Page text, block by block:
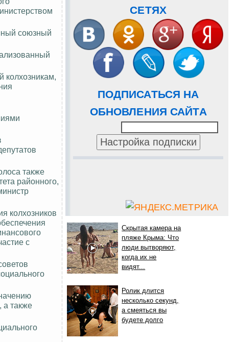
СЕТЯХ
ПОДПИСАТЬСЯ НА
ОБНОВЛЕНИЯ САЙТА
Скрытая камера на
пляже Крыма: Что
люди вытворяют,
когда их не
видят...
Ролик длится
несколько секунд,
а смеяться вы
будете долго
союзный
также
районного,
колхозников
с
а также